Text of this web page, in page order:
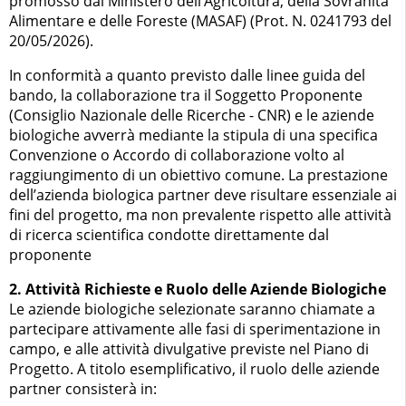
Alimentare e delle Foreste (MASAF) (Prot. N. 0241793 del
20/05/2026).
In conformità a quanto previsto dalle linee guida del
bando, la collaborazione tra il Soggetto Proponente
(Consiglio Nazionale delle Ricerche - CNR) e le aziende
biologiche avverrà mediante la stipula di una specifica
Convenzione o Accordo di collaborazione volto al
raggiungimento di un obiettivo comune. La prestazione
dell’azienda biologica partner deve risultare essenziale ai
fini del progetto, ma non prevalente rispetto alle attività
di ricerca scientifica condotte direttamente dal
proponente
2. Attività Richieste e Ruolo delle Aziende Biologiche
Le aziende biologiche selezionate saranno chiamate a
partecipare attivamente alle fasi di sperimentazione in
campo, e alle attività divulgative previste nel Piano di
Progetto. A titolo esemplificativo, il ruolo delle aziende
partner consisterà in: